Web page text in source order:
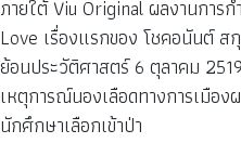
ภายใต้ Viu Original ผลงานการก
Love เรื่องแรกของ โชคอนันต์ ส
ย้อนประวัติศาสตร์ 6 ตุลาคม
เหตุการณ์นองเลือดทางการเมือ
นักศึกษาเลือกเข้าป่า